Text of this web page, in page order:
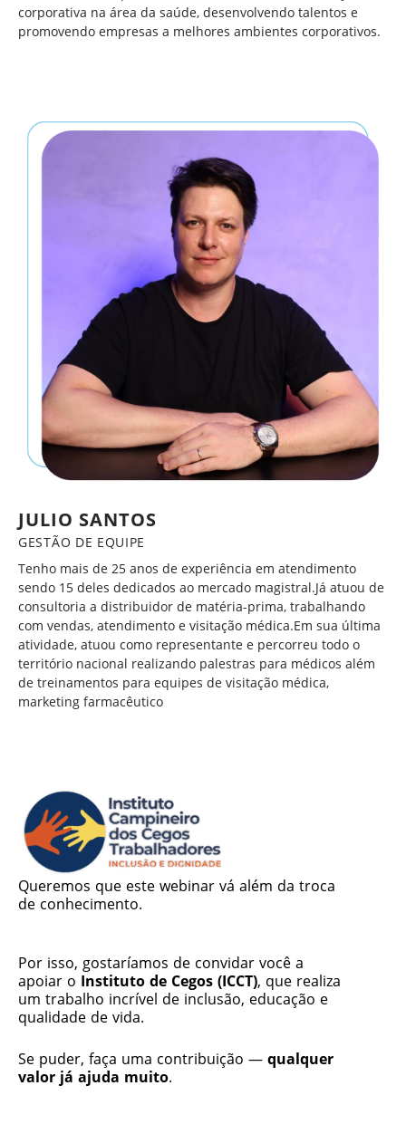
corporativa na área da saúde, desenvolvendo talentos e
promovendo empresas a melhores ambientes corporativos.
JULIO SANTOS
GESTÃO DE EQUIPE
Tenho mais de 25 anos de experiência em atendimento
sendo 15 deles dedicados ao mercado magistral.Já atuou de
consultoria a distribuidor de matéria-prima, trabalhando
com vendas, atendimento e visitação médica.Em sua última
atividade, atuou como representante e percorreu todo o
território nacional realizando palestras para médicos além
de treinamentos para equipes de visitação médica,
marketing farmacêutico
Queremos que este webinar vá além da troca
de conhecimento.
Por isso, gostaríamos de convidar você a
apoiar o Instituto de Cegos (ICCT), que realiza
um trabalho incrível de inclusão, educação e
qualidade de vida.
Se puder, faça uma contribuição — qualquer
valor já ajuda muito.